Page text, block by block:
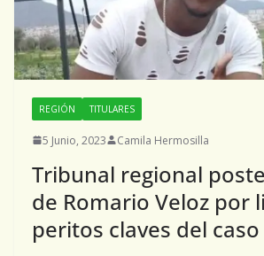
REGIÓN TITULARES
5 Junio, 2023 Camila Hermosilla
Tribunal regional
de Romario Veloz por
peritos claves del caso